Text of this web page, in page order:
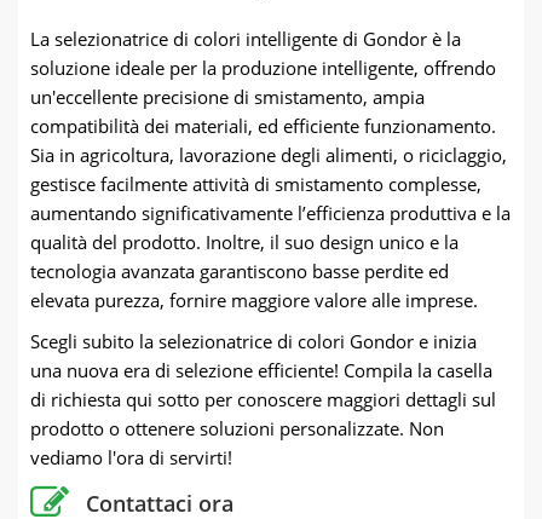
La selezionatrice di colori intelligente di Gondor è la
soluzione ideale per la produzione intelligente, offrendo
un'eccellente precisione di smistamento, ampia
compatibilità dei materiali, ed efficiente funzionamento.
Sia in agricoltura, lavorazione degli alimenti, o riciclaggio,
gestisce facilmente attività di smistamento complesse,
aumentando significativamente l’efficienza produttiva e la
qualità del prodotto. Inoltre, il suo design unico e la
tecnologia avanzata garantiscono basse perdite ed
elevata purezza, fornire maggiore valore alle imprese.
Scegli subito la selezionatrice di colori Gondor e inizia
una nuova era di selezione efficiente! Compila la casella
di richiesta qui sotto per conoscere maggiori dettagli sul
prodotto o ottenere soluzioni personalizzate. Non
vediamo l'ora di servirti!
Contattaci ora